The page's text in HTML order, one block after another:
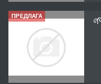
ПРЕДЛАГА